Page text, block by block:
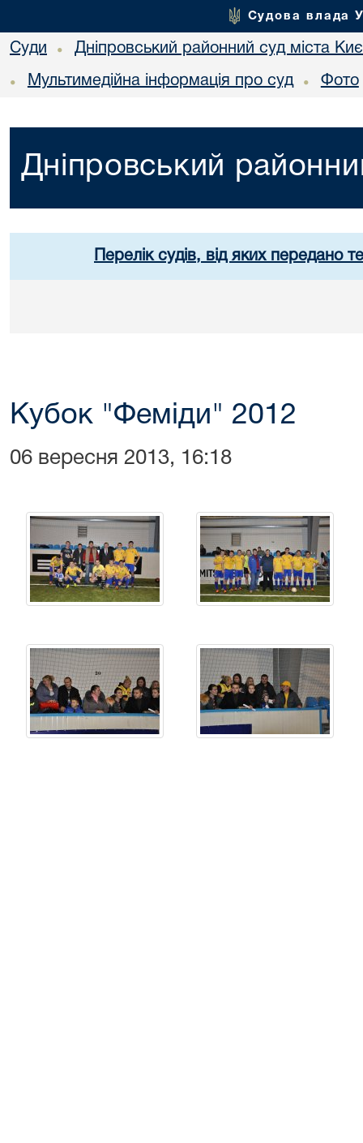
Судова влада
Суди • Дніпровський районний суд міста
• Мультимедійна інформація про суд • Фото
Дніпровський
Перелік судів, від яких передано
Кубок "Феміди" 2012
06 вересня 2013, 16:18